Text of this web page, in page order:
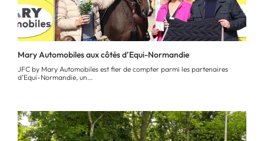
Mary Automobiles aux côtés d’Equi-Normandie
JFC by Mary Automobiles est fier de compter parmi les partenaires
d’Equi-Normandie, un...